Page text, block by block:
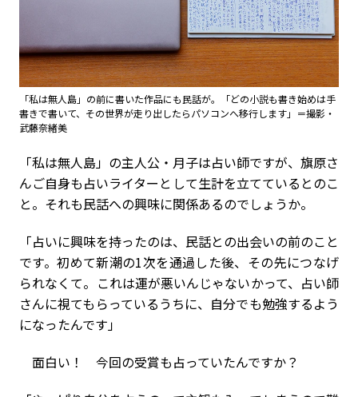
「私は無人島」の前に書いた作品にも民話が。「どの小説も書き始めは手
書きで書いて、その世界が走り出したらパソコンへ移行します」＝撮影・
武藤奈緒美
「私は無人島」の主人公・月子は占い師ですが、旗原さ
んご自身も占いライターとして生計を立てているとのこ
と。それも民話への興味に関係あるのでしょうか。
「占いに興味を持ったのは、民話との出会いの前のこと
です。初めて新潮の1次を通過した後、その先につなげ
られなくて。これは運が悪いんじゃないかって、占い師
さんに視てもらっているうちに、自分でも勉強するよう
になったんです」
面白い！ 今回の受賞も占っていたんですか？